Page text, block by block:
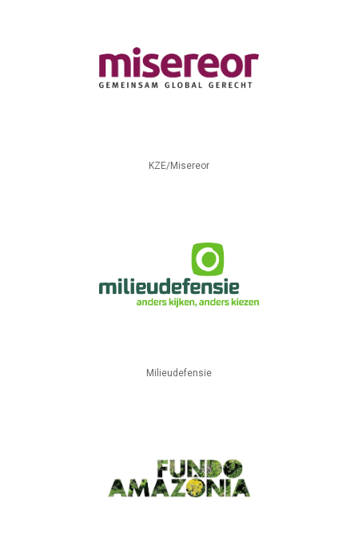
KZE/Misereor
Milieudefensie